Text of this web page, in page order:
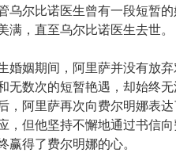
乌尔比诺医生曾有一段短暂
，直至乌尔比诺医生去世。
婚姻期间，阿里萨并没有放
无数次的短暂艳遇，却始终
，阿里萨再次向费尔明娜表
，但他坚持不懈地通过书信
得了费尔明娜的心。